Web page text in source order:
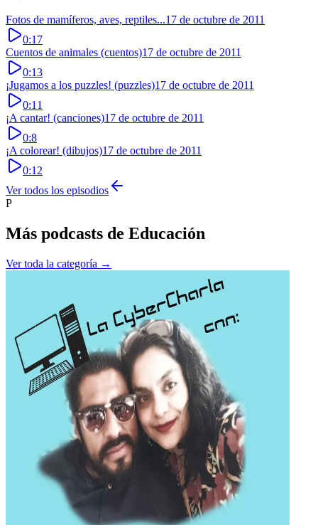
Fotos de mamíferos, aves, reptiles...17 de octubre de 2011
0:17
Cuentos de animales (cuentos)17 de octubre de 2011
0:13
¡Jugamos a los puzzles! (puzzles)17 de octubre de 2011
0:11
¡A cantar! (canciones)17 de octubre de 2011
0:8
¡A colorear! (dibujos)17 de octubre de 2011
0:12
Ver todos los episodios
P
Más podcasts de Educación
Ver toda la categoría →